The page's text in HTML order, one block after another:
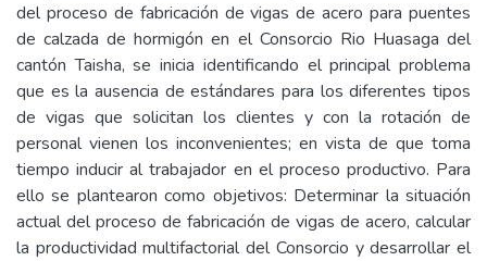
del proceso de fabricación de vigas de acero para puentes
de calzada de hormigón en el Consorcio Rio Huasaga del
cantón Taisha, se inicia identificando el principal problema
que es la ausencia de estándares para los diferentes tipos
de vigas que solicitan los clientes y con la rotación de
personal vienen los inconvenientes; en vista de que toma
tiempo inducir al trabajador en el proceso productivo. Para
ello se plantearon como objetivos: Determinar la situación
actual del proceso de fabricación de vigas de acero, calcular
la productividad multifactorial del Consorcio y desarrollar el